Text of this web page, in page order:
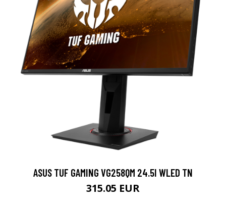
ASUS TUF GAMING VG258QM 24.5I WLED TN
315.05 EUR